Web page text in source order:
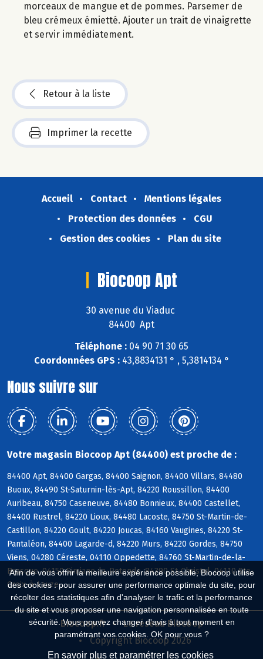
Afin de vous offrir la meilleure expérience possible, Biocoop utilise
des cookies : pour assurer une performance optimale du site, pour
récolter des statistiques afin d'analyser le trafic et la performance
du site et vous proposer une navigation personnalisée en toute
sécurité. Vous pouvez changer d'avis à tout moment en
paramétrant vos cookies. OK pour vous ?
En savoir plus et paramétrer les cookies
morceaux de mangue et de pommes. Parsemer de
bleu crémeux émietté. Ajouter un trait de vinaigrette
et servir immédiatement.
Retour à la liste
Imprimer la recette
Accueil Contact
Mentions légales
Protection des données
CGU
Gestion des cookies
Plan du site
Biocoop Apt
30 avenue du Viaduc
84400 Apt
Téléphone : 04 90 71 30 65
Coordonnées GPS :43,8834131 ° , 5,3814134 °
Nous suivre sur
Votre magasin Biocoop Apt (84400) est proche de :
84400 Apt, 84400 Gargas, 84400 Saignon, 84400 Villars, 84480
Buoux, 84490 St-Saturnin-lès-Apt, 84220 Roussillon, 84400
Auribeau, 84750 Caseneuve, 84480 Bonnieux, 84400 Castellet,
84400 Rustrel, 84220 Lioux, 84480 Lacoste, 84750 St-Martin-de-
Castillon, 84220 Goult, 84220 Joucas, 84160 Vaugines, 84220 St-
Pantaléon, 84400 Lagarde-d, 84220 Murs, 84220 Gordes, 84750
Viens, 04280 Céreste, 04110 Oppedette, 84760 St-Martin-de-la-
Brasque, 04150 Simiane-la-Rotonde, 84390 St-Christol, 04110 Ste-
Croix-à-Lauze
Biocoop.fr
Le réseau Biocoop
Copyright Biocoop 2026